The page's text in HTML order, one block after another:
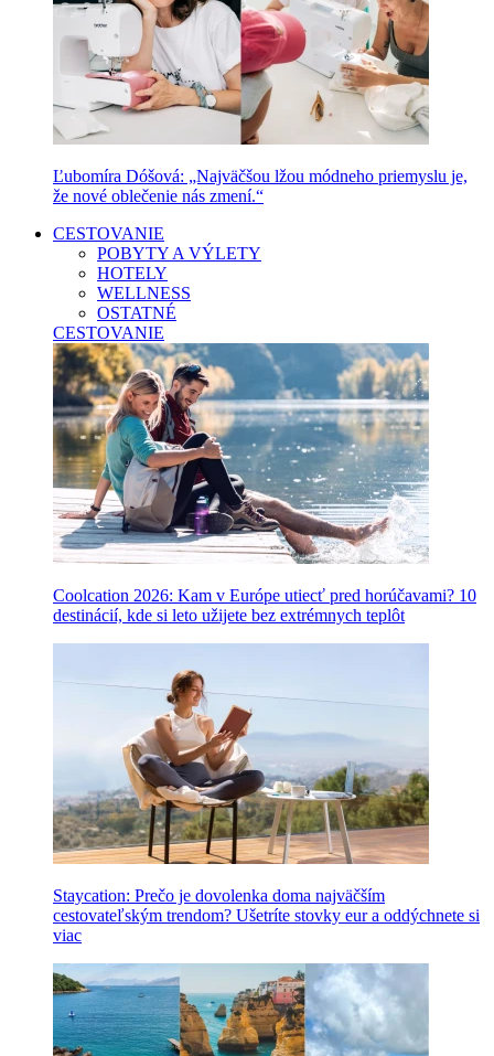
Ľubomíra Dóšová: „Najväčšou lžou módneho priemyslu je,
že nové oblečenie nás zmení.“
CESTOVANIE
POBYTY A VÝLETY
HOTELY
WELLNESS
OSTATNÉ
CESTOVANIE
Coolcation 2026: Kam v Európe utiecť pred horúčavami? 10
destinácií, kde si leto užijete bez extrémnych teplôt
Staycation: Prečo je dovolenka doma najväčším
cestovateľským trendom? Ušetríte stovky eur a oddýchnete si
viac